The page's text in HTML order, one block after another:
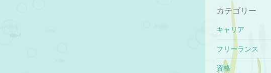
カテゴリー
キャリア
フリーランス
資格